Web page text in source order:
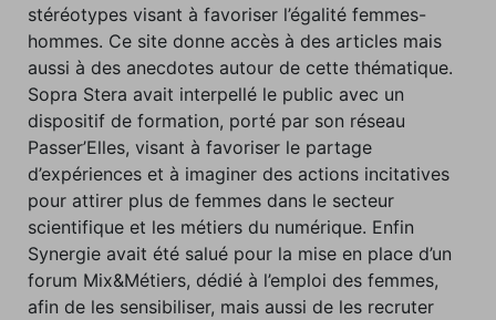
stéréotypes visant à favoriser l’égalité femmes-
hommes. Ce site donne accès à des articles mais
aussi à des anecdotes autour de cette thématique.
Sopra Stera avait interpellé le public avec un
dispositif de formation, porté par son réseau
Passer’Elles, visant à favoriser le partage
d’expériences et à imaginer des actions incitatives
pour attirer plus de femmes dans le secteur
scientifique et les métiers du numérique. Enfin
Synergie avait été salué pour la mise en place d’un
forum Mix&Métiers, dédié à l’emploi des femmes,
afin de les sensibiliser, mais aussi de les recruter